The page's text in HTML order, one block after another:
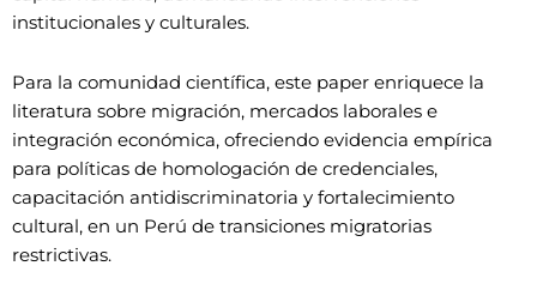
institucionales y culturales.
Para la comunidad científica, este paper enriquece la
literatura sobre migración, mercados laborales e
integración económica, ofreciendo evidencia empírica
para políticas de homologación de credenciales,
capacitación antidiscriminatoria y fortalecimiento
cultural, en un Perú de transiciones migratorias
restrictivas.